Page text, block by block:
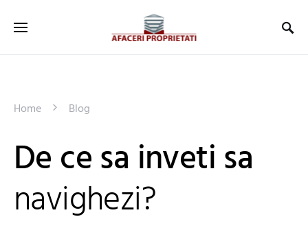
Home Blog
De ce sa inveti sa
navighezi?